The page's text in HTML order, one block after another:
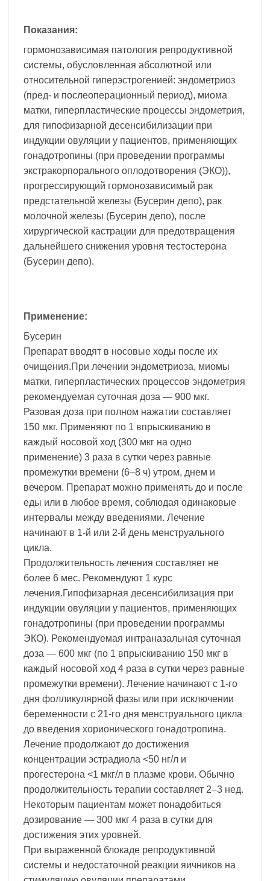
Показания:
гормонозависимая патология репродуктивной
системы, обусловленная абсолютной или
относительной гиперэстрогенией: эндометриоз
(пред- и послеоперационный период), миома
матки, гиперпластические процессы эндометрия,
для гипофизарной десенсибилизации при
индукции овуляции у пациентов, применяющих
гонадотропины (при проведении программы
экстракорпорального оплодотворения (ЭКО)),
прогрессирующий гормонозависимый рак
предстательной железы (Бусерин депо), рак
молочной железы (Бусерин депо), после
хирургической кастрации для предотвращения
дальнейшего снижения уровня тестостерона
(Бусерин депо).
Применение:
Бусерин
Препарат вводят в носовые ходы после их
очищения.При лечении эндометриоза, миомы
матки, гиперпластических процессов эндометрия
рекомендуемая суточная доза — 900 мкг.
Разовая доза при полном нажатии составляет
150 мкг. Применяют по 1 впрыскиванию в
каждый носовой ход (300 мкг на одно
применение) 3 раза в сутки через равные
промежутки времени (6–8 ч) утром, днем и
вечером. Препарат можно применять до и после
еды или в любое время, соблюдая одинаковые
интервалы между введениями. Лечение
начинают в 1-й или 2-й день менструального
цикла.
Продолжительность лечения составляет не
более 6 мес. Рекомендуют 1 курс
лечения.Гипофизарная десенсибилизация при
индукции овуляции у пациентов, применяющих
гонадотропины (при проведении программы
ЭКО). Рекомендуемая интраназальная суточная
доза — 600 мкг (по 1 впрыскиванию 150 мкг в
каждый носовой ход 4 раза в сутки через равные
промежутки времени). Лечение начинают с 1-го
дня фолликулярной фазы или при исключении
беременности с 21-го дня менструального цикла
до введения хорионического гонадотропина.
Лечение продолжают до достижения
концентрации эстрадиола <50 нг/л и
прогестерона <1 мкг/л в плазме крови. Обычно
продолжительность терапии составляет 2–3 нед.
Некоторым пациентам может понадобиться
дозирование — 300 мкг 4 раза в сутки для
достижения этих уровней.
При выраженной блокаде репродуктивной
системы и недостаточной реакции яичников на